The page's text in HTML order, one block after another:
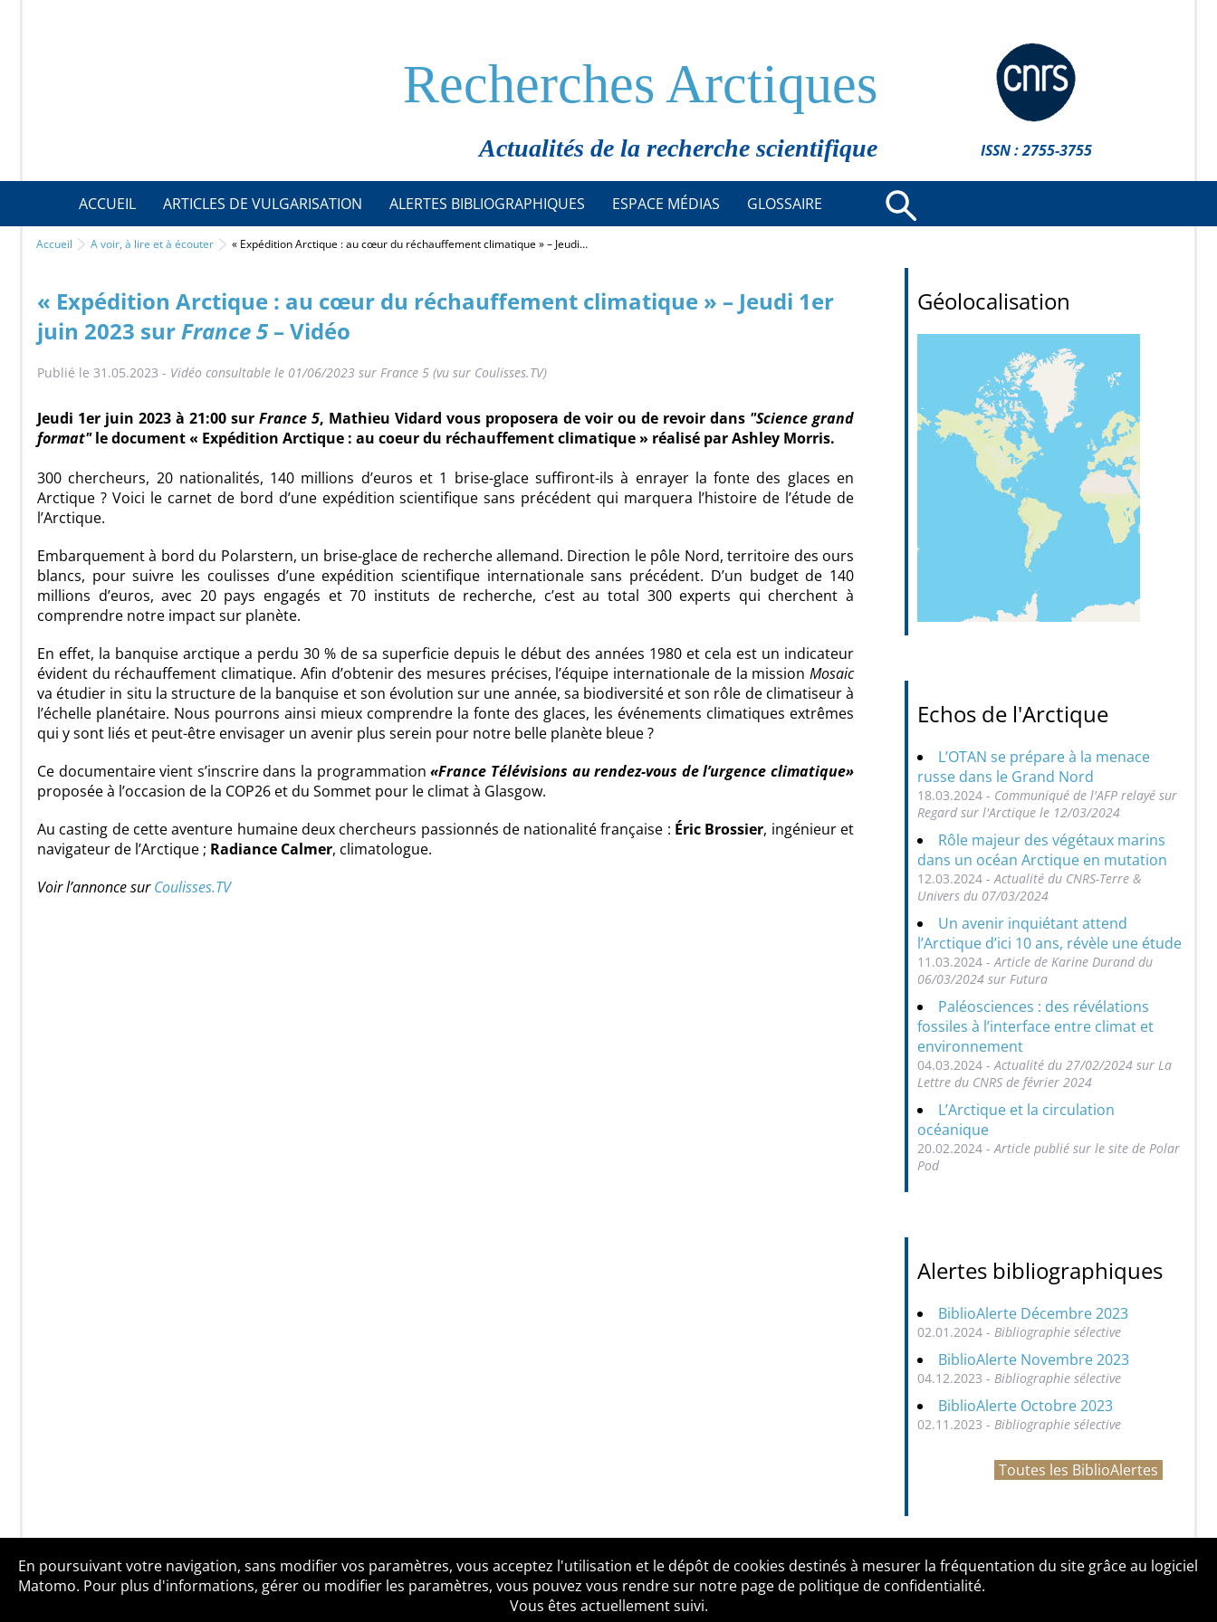
Recherches Arctiques
Actualités de la recherche scientifique ISSN : 2755-3755
ACCUEIL ARTICLES DE VULGARISATION ALERTES BIBLIOGRAPHIQUES ESPACE MÉDIAS GLOSSAIRE
Accueil A voir, à lire et à écouter « Expédition Arctique : au cœur du réchauffement climatique » – Jeudi…
« Expédition Arctique : au cœur du réchauffement climatique » – Jeudi 1er
juin 2023 surFrance 5 – Vidéo
Publié le 31.05.2023 - Vidéo consultable le 01/06/2023 sur France 5 (vu sur Coulisses.TV)
Jeudi 1er juin 2023 à 21:00 sur France 5, Mathieu Vidard vous proposera de voir ou de revoir dans "Science grand
format"le document « Expédition Arctique : au coeur du réchauffement climatique » réalisé par Ashley Morris.
300 chercheurs, 20 nationalités, 140 millions d’euros et 1 brise-glace suffiront-ils à enrayer la fonte des glaces en
Arctique ? Voici le carnet de bord d’une expédition scientifique sans précédent qui marquera l’histoire de l’étude de
l’Arctique.
Embarquement à bord du Polarstern, un brise-glace de recherche allemand. Direction le pôle Nord, territoire des ours
blancs, pour suivre les coulisses d’une expédition scientifique internationale sans précédent. D’un budget de 140
millions d’euros, avec 20 pays engagés et 70 instituts de recherche, c’est au total 300 experts qui cherchent à
comprendre notre impact sur planète.
En effet, la banquise arctique a perdu 30 % de sa superficie depuis le début des années 1980 et cela est un indicateur
évident du réchauffement climatique. Afin d’obtenir des mesures précises, l’équipe internationale de la mission Mosaic
va étudier in situ la structure de la banquise et son évolution sur une année, sa biodiversité et son rôle de climatiseur à
l’échelle planétaire. Nous pourrons ainsi mieux comprendre la fonte des glaces, les événements climatiques extrêmes
qui y sont liés et peut-être envisager un avenir plus serein pour notre belle planète bleue ?
Ce documentaire vient s’inscrire dans la programmation«France Télévisions au rendez-vous de l’urgence climatique»
proposée à l’occasion de la COP26 et du Sommet pour le climat à Glasgow.
Au casting de cette aventure humaine deux chercheurs passionnés de nationalité française : Éric Brossier, ingénieur et
navigateur de l’Arctique ; Radiance Calmer, climatologue.
Voir l’annonce surCoulisses.TV
Géolocalisation
Echos de l'Arctique
L’OTAN se prépare à la menace
russe dans le Grand Nord
18.03.2024 - Communiqué de l'AFP relayé sur
Regard sur l'Arctique le 12/03/2024
Rôle majeur des végétaux marins
dans un océan Arctique en mutation
12.03.2024 - Actualité du CNRS-Terre &
Univers du 07/03/2024
Un avenir inquiétant attend
l’Arctique d’ici 10 ans, révèle une étude
11.03.2024 - Article de Karine Durand du
06/03/2024 sur Futura
Paléosciences : des révélations
fossiles à l’interface entre climat et
environnement
04.03.2024 - Actualité du 27/02/2024 sur La
Lettre du CNRS de février 2024
L’Arctique et la circulation
océanique
20.02.2024 - Article publié sur le site de Polar
Pod
Alertes bibliographiques
BiblioAlerte Décembre 2023
02.01.2024 - Bibliographie sélective
BiblioAlerte Novembre 2023
04.12.2023 - Bibliographie sélective
BiblioAlerte Octobre 2023
02.11.2023 - Bibliographie sélective
Toutes les BiblioAlertes
Qui sommes-nous ? Mentions légales Accessibilité Politique de confidentialité Contact
En poursuivant votre navigation, sans modifier vos paramètres, vous acceptez l'utilisation et le dépôt de cookies destinés à mesurer la fréquentation du site grâce au logiciel
Matomo. Pour plus d'informations, gérer ou modifier les paramètres, vous pouvez vous rendre sur notre page de politique de confidentialité.
Vous êtes actuellement suivi.